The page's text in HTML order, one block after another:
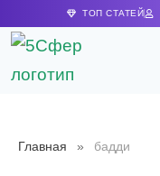
ТОП СТАТЕЙ
Главная » бадди